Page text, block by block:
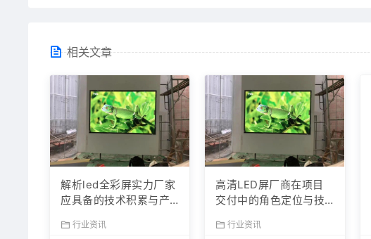
相关文章
解析led全彩屏实力厂家
应具备的技术积累与产
行业资讯
高清LED屏厂商在项目
交付中的角色定位与技
行业资讯